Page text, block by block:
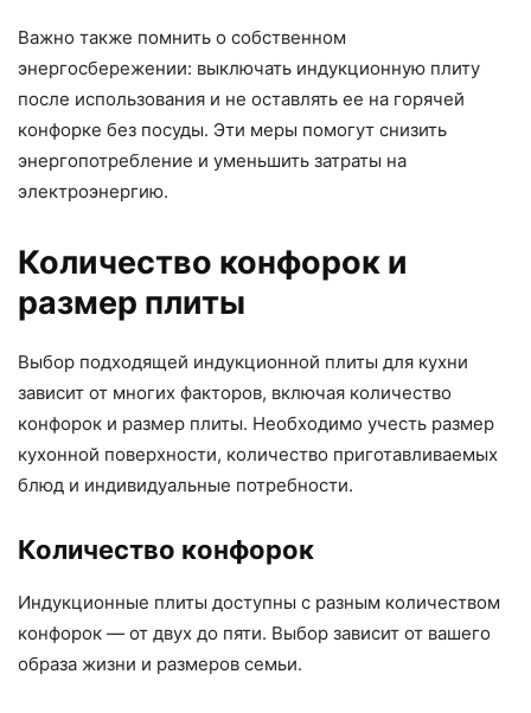
Важно также помнить о собственном
энергосбережении: выключать индукционную плиту
после использования и не оставлять ее на горячей
конфорке без посуды. Эти меры помогут снизить
энергопотребление и уменьшить затраты на
электроэнергию.
Количество конфорок и
размер плиты
Выбор подходящей индукционной плиты для кухни
зависит от многих факторов, включая количество
конфорок и размер плиты. Необходимо учесть размер
кухонной поверхности, количество приготавливаемых
блюд и индивидуальные потребности.
Количество конфорок
Индукционные плиты доступны с разным количеством
конфорок — от двух до пяти. Выбор зависит от вашего
образа жизни и размеров семьи.